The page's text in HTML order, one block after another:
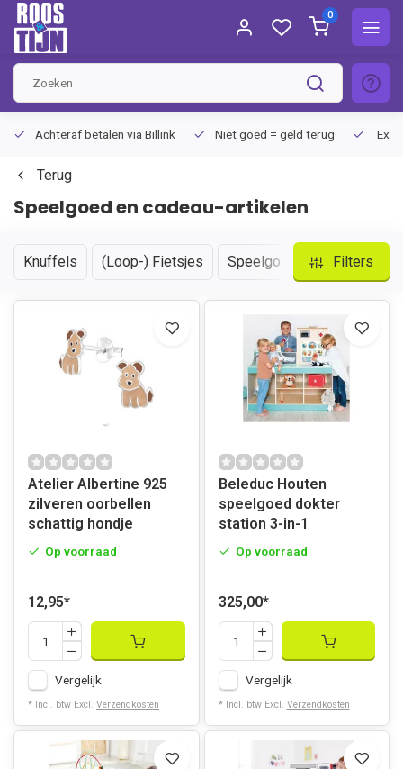
0
Achteraf betalen via Billink Niet goed = geld terug
Terug
Speelgoed en cadeau-artikelen
Knuffels (Loop-) Fietsjes Speelgoed Cadeau-
Filters
Atelier Albertine 925
zilveren oorbellen
schattig hondje
Op voorraad
12,95*
Vergelijk
* Incl. btw Excl. Verzendkosten
Beleduc Houten
speelgoed dokter
station 3-in-1
Op voorraad
325,00*
Vergelijk
* Incl. btw Excl. Verzendkosten